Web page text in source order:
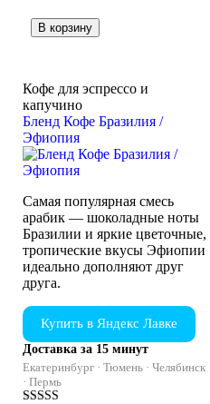
В корзину
Кофе для эспрессо и
капучино
Бленд Кофе Бразилия /
Эфиопия
Самая популярная смесь
арабик — шоколадные ноты
Бразилии и яркие цветочные,
тропические вкусы Эфиопии
идеально дополняют друг
друга.
Купить в Яндекс Лавке
Доставка за 15 минут
Екатеринбург · Тюмень · Челябинск
· Пермь